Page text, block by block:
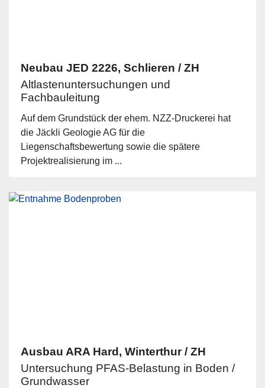
Neubau JED 2226, Schlieren / ZH
Altlastenuntersuchungen und
Fachbauleitung
Auf dem Grundstück der ehem. NZZ-Druckerei hat
die Jäckli Geologie AG für die
Liegenschaftsbewertung sowie die spätere
Projektrealisierung im ...
Ausbau ARA Hard, Winterthur / ZH
Untersuchung PFAS-Belastung in Boden /
Grundwasser